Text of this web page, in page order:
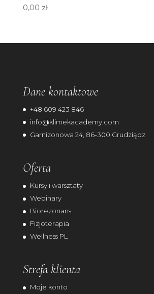
0,00 zł
Dane kontaktowe
+48 609 423 846
info@klimekacademy.com
Garnizonowa 24, 86-300 Grudziądz
Oferta
Kursy i warsztaty
Webinary
Biorezonans
Fizjoterapia
Wellness PL
Strefa klienta
Moje konto